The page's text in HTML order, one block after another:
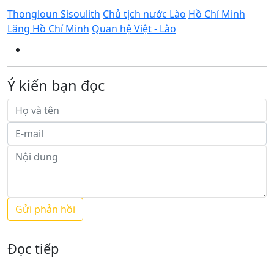
Thongloun Sisoulith Chủ tịch nước Lào Hồ Chí Minh
Lăng Hồ Chí Minh Quan hệ Việt - Lào
Ý kiến bạn đọc
Đọc tiếp